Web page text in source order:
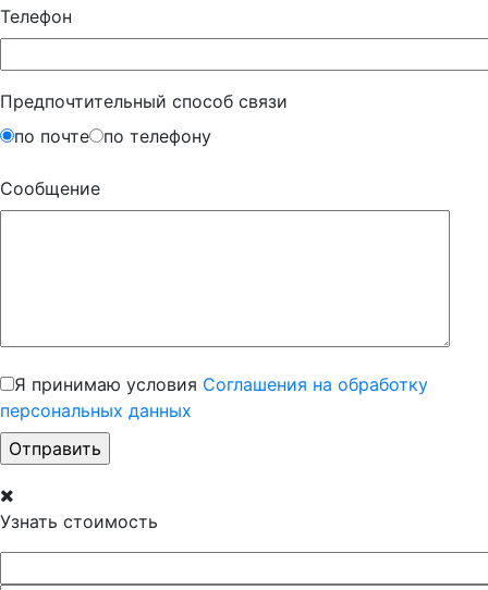
Телефон
Предпочтительный способ связи
по почте
по телефону
Сообщение
Я принимаю условия Соглашения на обработку
персональных данных
Узнать стоимость